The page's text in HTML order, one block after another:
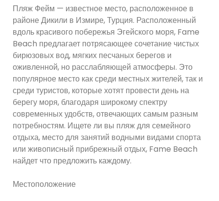
Пляж Фейм — известное место, расположенное в
районе Дикили в Измире, Турция. Расположенный
вдоль красивого побережья Эгейского моря, Fame
Beach предлагает потрясающее сочетание чистых
бирюзовых вод, мягких песчаных берегов и
оживленной, но расслабляющей атмосферы. Это
популярное место как среди местных жителей, так и
среди туристов, которые хотят провести день на
берегу моря, благодаря широкому спектру
современных удобств, отвечающих самым разным
потребностям. Ищете ли вы пляж для семейного
отдыха, место для занятий водными видами спорта
или живописный прибрежный отдых, Fame Beach
найдет что предложить каждому.
Местоположение